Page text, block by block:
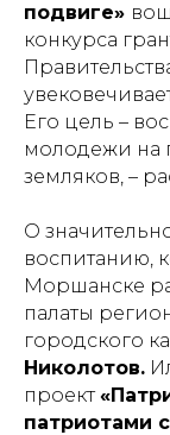
подвиге»
конкурса
Его цель –
молодежи на
земляков, –
О
воспитанию,
Моршанске
палаты
городского
Николотов.
проект
патриотами